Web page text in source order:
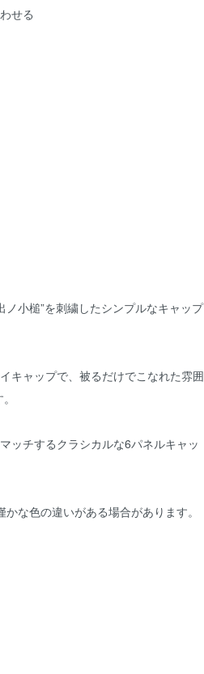
せる
ノ小槌”を刺繍したシンプルなキャップ
キャップで、被るだけでこなれた雰囲
ッチするクラシカルな6パネルキャッ
な色の違いがある場合があります。